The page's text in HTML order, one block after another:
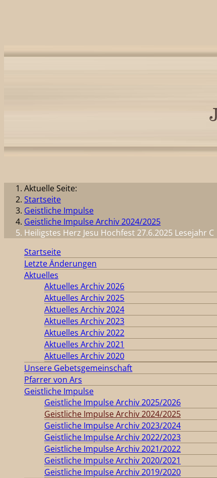
Aktuelle Seite:
Startseite
Geistliche Impulse
Geistliche Impulse Archiv 2024/2025
Heiligstes Herz Jesu Hochfest 27.6.2025 Lesejahr C
Startseite
Letzte Änderungen
Aktuelles
Aktuelles Archiv 2026
Aktuelles Archiv 2025
Aktuelles Archiv 2024
Aktuelles Archiv 2023
Aktuelles Archiv 2022
Aktuelles Archiv 2021
Aktuelles Archiv 2020
Unsere Gebetsgemeinschaft
Pfarrer von Ars
Geistliche Impulse
Geistliche Impulse Archiv 2025/2026
Geistliche Impulse Archiv 2024/2025
Geistliche Impulse Archiv 2023/2024
Geistliche Impulse Archiv 2022/2023
Geistliche Impulse Archiv 2021/2022
Geistliche Impulse Archiv 2020/2021
Geistliche Impulse Archiv 2019/2020